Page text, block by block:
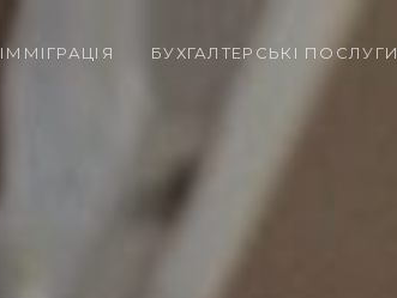
ІММІГРАЦІЯ БУХГАЛТЕРСЬКІ ПОСЛУГИ